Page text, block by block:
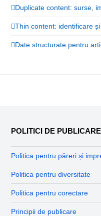
Duplicate content: surse,
Thin content: identificare
Date structurate pentru
POLITICI DE PUBLICARE
Politica pentru păreri și
Politica pentru diversitate
Politica pentru corectare
Principii de publicare